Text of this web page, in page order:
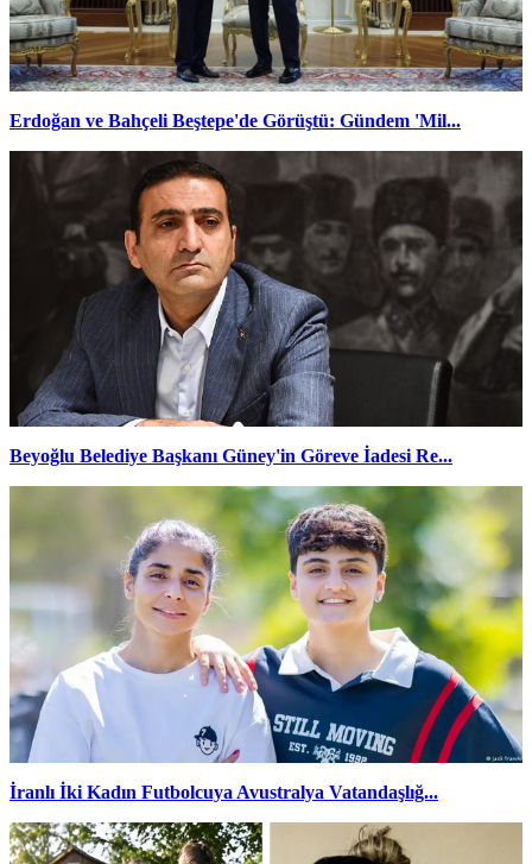
Erdoğan ve Bahçeli Beştepe'de Görüştü: Gündem 'Mil...
Beyoğlu Belediye Başkanı Güney'in Göreve İadesi Re...
İranlı İki Kadın Futbolcuya Avustralya Vatandaşlığ...